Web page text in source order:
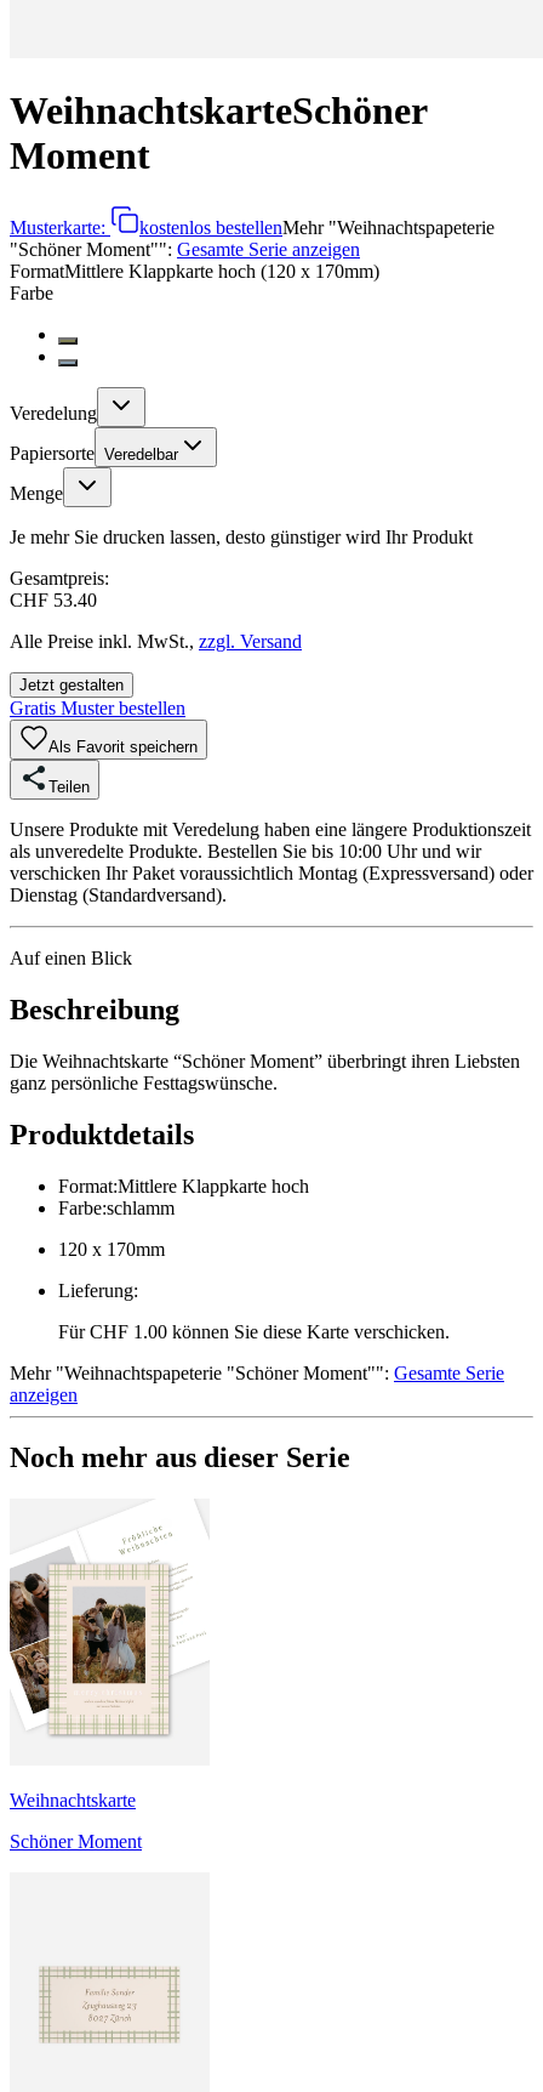
WeihnachtskarteSchöner
Moment
Musterkarte: kostenlos bestellenMehr"Weihnachtspapeterie
"Schöner Moment"": Gesamte Serie anzeigen
FormatMittlere Klappkarte hoch (120 x 170mm)
Farbe
Veredelung
Papiersorte Veredelbar
Menge
Je mehr Sie drucken lassen, desto günstiger wird Ihr Produkt
Gesamtpreis:
CHF 53.40
Alle Preise inkl. MwSt., zzgl. Versand
Jetzt gestalten
Gratis Muster bestellen
Als Favorit speichern
Teilen
Unsere Produkte mit Veredelung haben eine längere Produktionszeit
als unveredelte Produkte. Bestellen Sie bis 10:00 Uhr und wir
verschicken Ihr Paket voraussichtlich Montag (Expressversand) oder
Dienstag (Standardversand).
Auf einen Blick
Beschreibung
Die Weihnachtskarte “Schöner Moment” überbringt ihren Liebsten
ganz persönliche Festtagswünsche.
Produktdetails
Format:Mittlere Klappkarte hoch
Farbe:schlamm
120 x 170mm
Lieferung:
Für CHF 1.00 können Sie diese Karte verschicken.
Mehr"Weihnachtspapeterie "Schöner Moment"": Gesamte Serie
anzeigen
Noch mehr aus dieser Serie
Weihnachtskarte
Schöner Moment